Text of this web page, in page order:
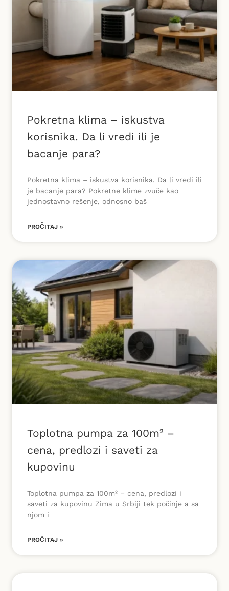
Pokretna klima – iskustva
korisnika. Da li vredi ili je
bacanje para?
Pokretna klima – iskustva korisnika. Da li vredi ili
je bacanje para? Pokretne klime zvuče kao
jednostavno rešenje, odnosno baš
PROČITAJ »
Toplotna pumpa za 100m² –
cena, predlozi i saveti za
kupovinu
Toplotna pumpa za 100m² – cena, predlozi i
saveti za kupovinu Zima u Srbiji tek počinje a sa
njom i
PROČITAJ »